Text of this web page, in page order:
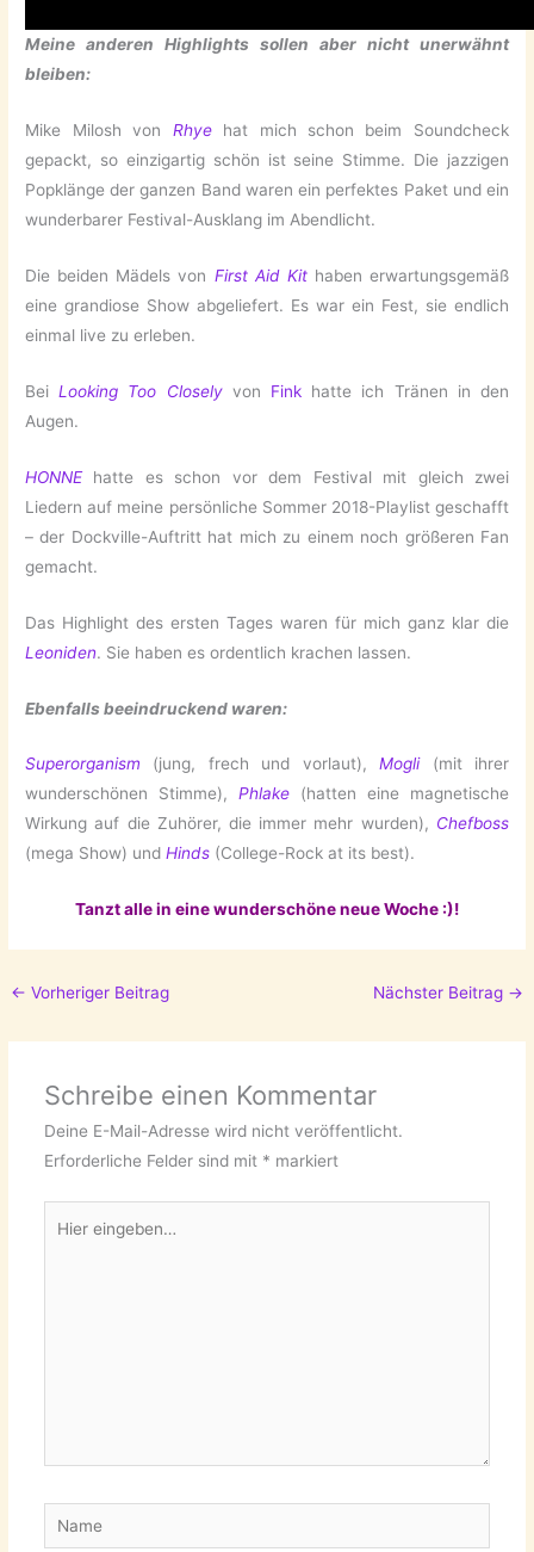
Meine anderen Highlights sollen aber nicht unerwähnt
bleiben:
Mike Milosh von Rhye
hat mich schon beim Soundcheck
gepackt, so einzigartig schön ist seine Stimme. Die jazzigen
Popklänge der ganzen Band waren ein perfektes Paket und ein
wunderbarer Festival-Ausklang im Abendlicht.
Die beiden Mädels von First Aid Kithaben erwartungsgemäß
eine grandiose Show abgeliefert. Es war ein Fest, sie endlich
einmal live zu erleben.
BeiLooking Too Closelyvon Fink hatte ich Tränen in den
Augen.
HONNE
hatte es schon vor dem Festival mit gleich zwei
Liedern auf meine persönliche Sommer 2018-Playlist geschafft
– der Dockville-Auftritt hat mich zu einem noch größeren Fan
gemacht.
Das Highlight des ersten Tages waren für mich ganz klar die
Leoniden. Sie haben es ordentlich krachen lassen.
Ebenfalls beeindruckend waren:
Superorganism (jung, frech und vorlaut),Mogli(mit ihrer
wunderschönen Stimme),Phlake (hatten eine magnetische
Wirkung auf die Zuhörer, die immer mehr wurden), Chefboss
(mega Show) undHinds (College-Rock at its best).
Tanzt alle in eine wunderschöne neue Woche :)!
← Vorheriger Beitrag Nächster Beitrag →
Schreibe einen Kommentar
Deine E-Mail-Adresse wird nicht veröffentlicht.
Erforderliche Felder sind mit * markiert
eingeben…
Name